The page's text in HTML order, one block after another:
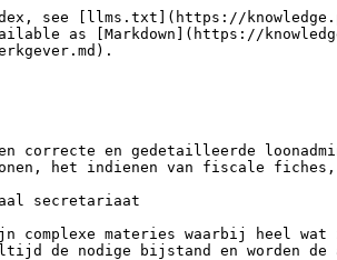
see [llms.txt](https://
as [Markdown](https://
correcte en gedetailleerde
het indienen van fiscale fiches,
secretariaat
materies waarbij heel
de nodige bijstand en worden de